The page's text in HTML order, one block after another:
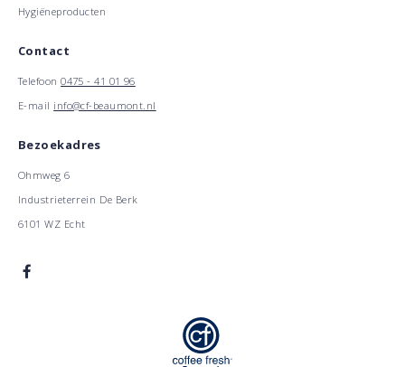
Hygiëneproducten
Contact
Telefoon0475 - 41 01 96
E-mail info@cf-beaumont.nl
Bezoekadres
Ohmweg 6
Industrieterrein De Berk
6101 WZ Echt